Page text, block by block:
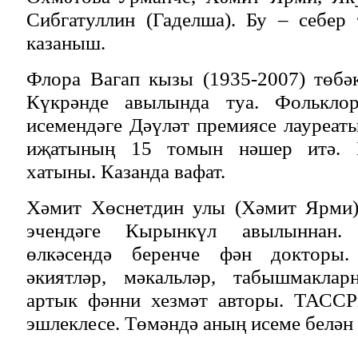
Сибгатуллин (Гаделша). Бу – себер
казаныш.
Флора Вагап кызы (1935-2007)
Күкрәнде авылында туа.
исемендәге Дәүләт премиясе
иҗатының 15 томын нәшер итә.
хатыны. Казанда вафат.
Хәмит Хөснетдин улы (Хәмит
эчендәге Кырынкүл
өлкәсендә беренче фән
әкиятләр, мәкальләр,
артык фәнни хезмәт авторы.
эшлеклесе. Төмәндә аның исеме белән